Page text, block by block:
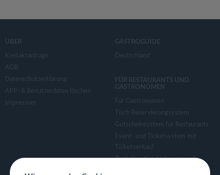
ÜBER
Kontaktanfrage
AGB
Datenschutzerklärung
APP- & Benutzerdaten löschen
Impressum
GASTROGUIDE
Deutschland
FÜR RESTAURANTS UND
GASTRONOMEN
Für Gastronomen
Tisch Reservierungsystem
Gutscheinsystem für Restaurants
Event- und Ticketsystem mit
Ticketverkauf
Bestellsystem Lieferung und